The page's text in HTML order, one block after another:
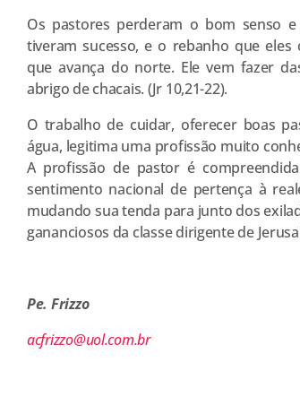
Os pastores perderam o bom senso
tiveram sucesso, e o rebanho que
que avança do norte. Ele vem fazer
abrigo de chacais. (Jr 10,21-22).
O trabalho de cuidar, oferecer boas
água, legitima uma profissão muito
A profissão de pastor é
sentimento nacional de pertença à
mudando sua tenda para junto dos
gananciosos da classe dirigente de
Pe. Frizzo
acfrizzo@uol.com.br